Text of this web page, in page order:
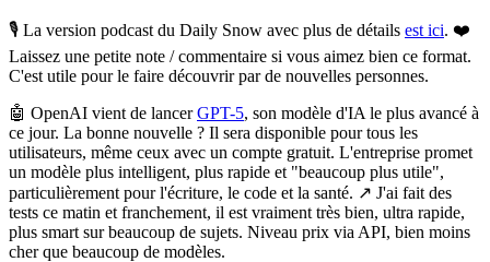
🎙️ La version podcast du Daily Snow avec plus de détails est ici. ❤️
Laissez une petite note / commentaire si vous aimez bien ce format.
C'est utile pour le faire découvrir par de nouvelles personnes.
🤖 OpenAI vient de lancerGPT-5, son modèle d'IA le plus avancé à
ce jour. La bonne nouvelle ? Il sera disponible pour tous les
utilisateurs, même ceux avec un compte gratuit. L'entreprise promet
un modèle plus intelligent, plus rapide et "beaucoup plus utile",
particulièrement pour l'écriture, le code et la santé. ↗️ J'ai fait des
tests ce matin et franchement, il est vraiment très bien, ultra rapide,
plus smart sur beaucoup de sujets. Niveau prix via API, bien moins
cher que beaucoup de modèles.